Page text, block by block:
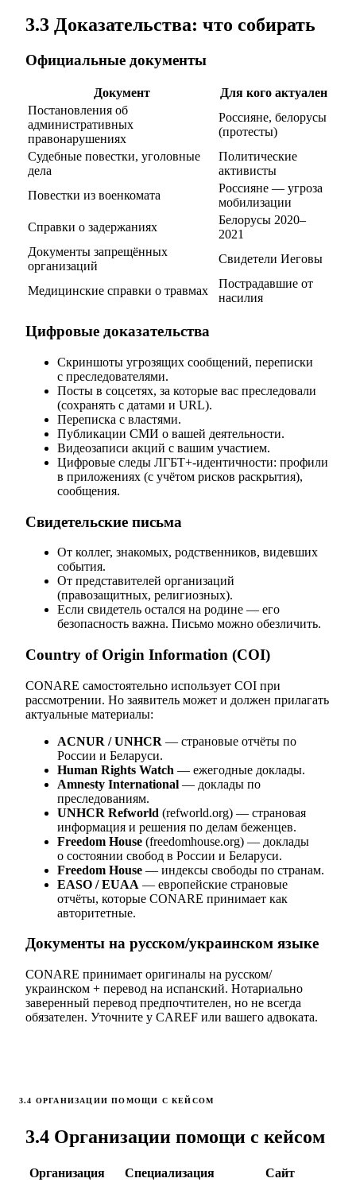
3.3 Доказательства: что собирать
Официальные документы
Документ
Для кого актуален
Постановления об
административных
правонарушениях
Россияне, белорусы
(протесты)
Судебные повестки, уголовные
дела
Политические
активисты
Повестки из военкомата
Россияне — угроза
мобилизации
Справки о задержаниях
Белорусы 2020–
2021
Документы запрещённых
организаций
Свидетели Иеговы
Медицинские справки о травмах
Пострадавшие от
насилия
Цифровые доказательства
Скриншоты угрозящих сообщений, переписки
с преследователями.
Посты в соцсетях, за которые вас преследовали
(сохранять с датами и URL).
Переписка с властями.
Публикации СМИ о вашей деятельности.
Видеозаписи акций с вашим участием.
Цифровые следы ЛГБТ+-идентичности: профили
в приложениях (с учётом рисков раскрытия),
сообщения.
Свидетельские письма
От коллег, знакомых, родственников, видевших
события.
От представителей организаций
(правозащитных, религиозных).
Если свидетель остался на родине — его
безопасность важна. Письмо можно обезличить.
Country of Origin Information (COI)
CONARE самостоятельно использует COI при
рассмотрении. Но заявитель может и должен прилагать
актуальные материалы:
ACNUR / UNHCR — страновые отчёты по
России и Беларуси.
Human Rights Watch — ежегодные доклады.
Amnesty International — доклады по
преследованиям.
UNHCR Refworld (refworld.org) — страновая
информация и решения по делам беженцев.
Freedom House (freedomhouse.org) — доклады
о состоянии свобод в России и Беларуси.
Freedom House — индексы свободы по странам.
EASO / EUAA — европейские страновые
отчёты, которые CONARE принимает как
авторитетные.
Документы на русском/украинском языке
CONARE принимает оригиналы на русском/
украинском + перевод на испанский. Нотариально
заверенный перевод предпочтителен, но не всегда
обязателен. Уточните у CAREF или вашего адвоката.
3.4 ОРГАНИЗАЦИИ ПОМОЩИ С КЕЙСОМ
3.4 Организации помощи с кейсом
Организация Специализация
Сайт